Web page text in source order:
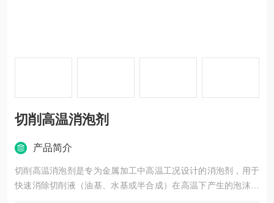
切削高温消泡剂
产品简介
切削高温消泡剂是专为金属加工中高温工况设计的消泡剂，用于
快速消除切削液（油基、水基或半合成）在高温下产生的泡沫，
保障加工效率、冷却性能和设备稳定性。